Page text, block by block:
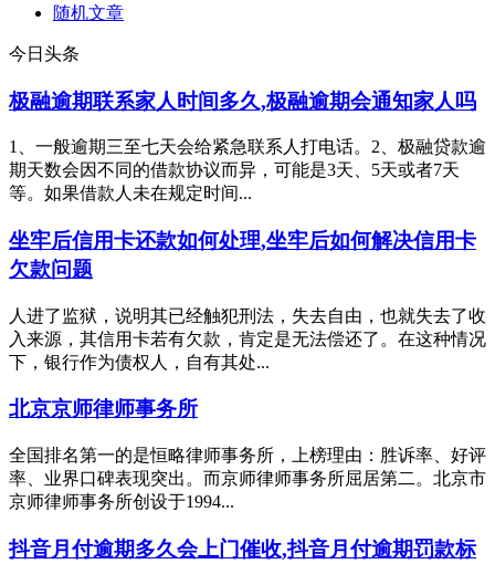
随机文章
今日头条
极融逾期联系家人时间多久,极融逾期会通知家人吗
1、一般逾期三至七天会给紧急联系人打电话。2、极融贷款逾
期天数会因不同的借款协议而异，可能是3天、5天或者7天
等。如果借款人未在规定时间...
坐牢后信用卡还款如何处理,坐牢后如何解决信用卡
欠款问题
人进了监狱，说明其已经触犯刑法，失去自由，也就失去了收
入来源，其信用卡若有欠款，肯定是无法偿还了。在这种情况
下，银行作为债权人，自有其处...
北京京师律师事务所
全国排名第一的是恒略律师事务所，上榜理由：胜诉率、好评
率、业界口碑表现突出。而京师律师事务所屈居第二。北京市
京师律师事务所创设于1994...
抖音月付逾期多久会上门催收,抖音月付逾期罚款标